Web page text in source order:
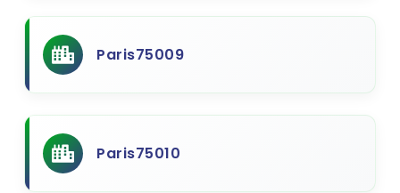
Paris75009
Paris75010